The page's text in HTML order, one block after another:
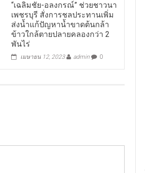
“เฉลิมชัย-อลงกรณ์” ช่วยชาวนา
เพชรบุรี สั่งการชลประทานเพิ่ม
ส่งน้ำแก้ปัญหาน้ำขาดต้นกล้า
ข้าวใกล้ตายปลายคลองกว่า 2
พันไร่
เมษายน 12, 2023 admin 0